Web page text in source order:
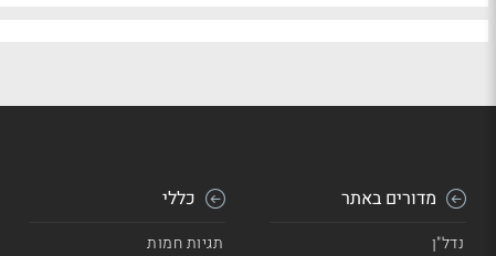
מדורים באתר
נדל"ן
כללי
תגיות חמות